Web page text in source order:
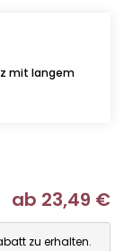
mit langem
ab 23,49 €
zu erhalten.